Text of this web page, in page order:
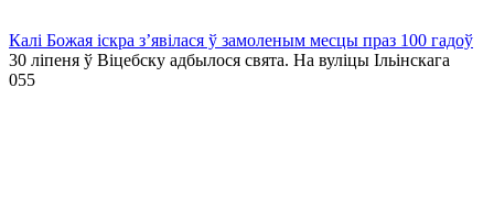
Калі Божая іскра з’явілася ў замоленым месцы праз 100 гадоў
30 ліпеня ў Віцебску адбылося свята. На вуліцы Ільінскага
055